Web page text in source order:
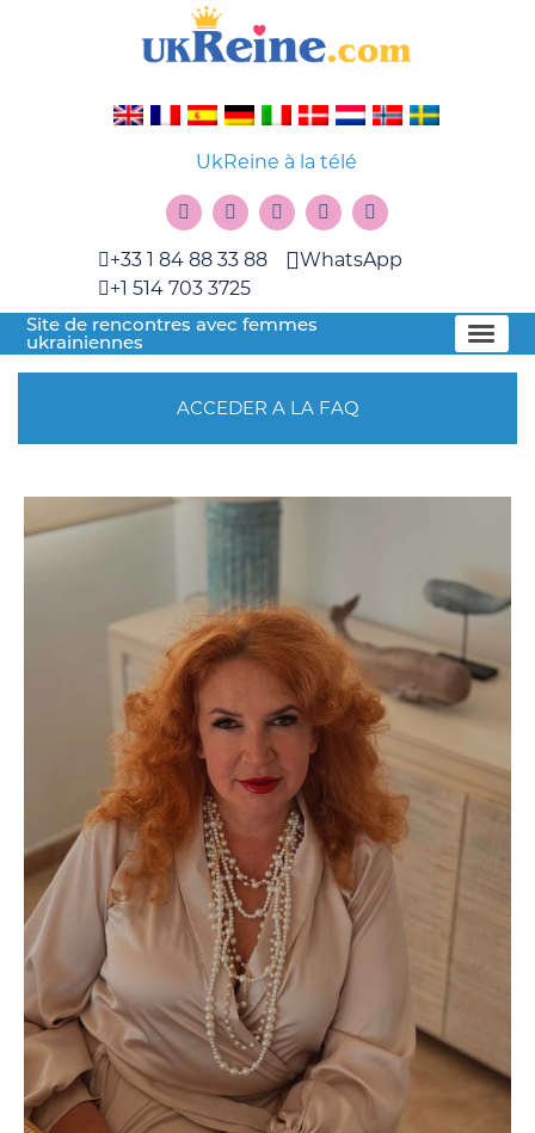
UkReine à la télé
+33 1 84 88 33 88
+1 514 703 3725
WhatsApp
Site de rencontres avec femmes
ukrainiennes
ACCEDER A LA FAQ